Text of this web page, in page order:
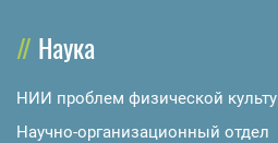
Наука
НИИ проблем физической
Научно-организационный отдел